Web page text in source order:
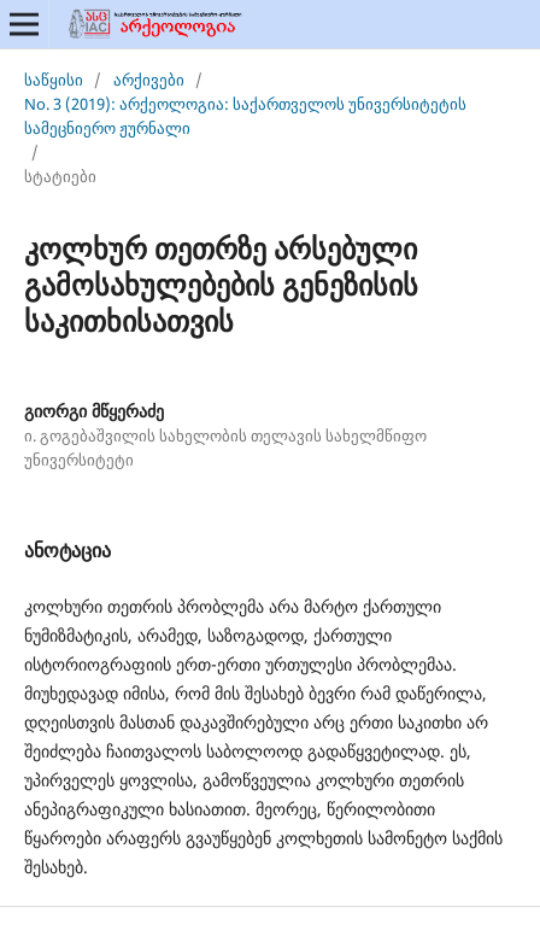
საწყისი / არქივები
/
No. 3 (2019): არქეოლოგია: საქართველოს უნივერსიტეტის
სამეცნიერო ჟურნალი
/
სტატიები
კოლხურ თეთრზე არსებული
გამოსახულებების გენეზისის
საკითხისათვის
გიორგი მწყერაძე
ი. გოგებაშვილის სახელობის თელავის სახელმწიფო
უნივერსიტეტი
ანოტაცია
კოლხური თეთრის პრობლემა არა მარტო ქართული
ნუმიზმატიკის, არამედ, საზოგადოდ, ქართული
ისტორიოგრაფიის ერთ-ერთი ურთულესი პრობლემაა.
მიუხედავად იმისა, რომ მის შესახებ ბევრი რამ დაწერილა,
დღეისთვის მასთან დაკავშირებული არც ერთი საკითხი არ
შეიძლება ჩაითვალოს საბოლოოდ გადაწყვეტილად. ეს,
უპირველეს ყოვლისა, გამოწვეულია კოლხური თეთრის
ანეპიგრაფიკული ხასიათით. მეორეც, წერილობითი
წყაროები არაფერს გვაუწყებენ კოლხეთის სამონეტო საქმის
შესახებ.